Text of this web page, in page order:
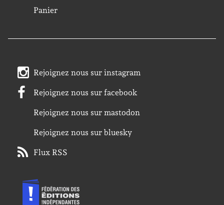
Panier
Rejoignez nous sur instagram
Rejoignez nous sur facebook
Rejoignez nous sur mastodon
Rejoignez nous sur bluesky
Flux RSS